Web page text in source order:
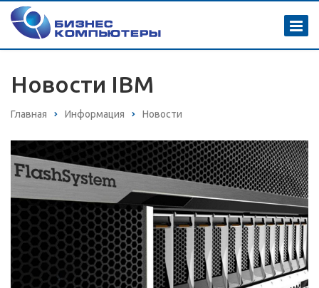
Новости IBM
Главная Информация Новости